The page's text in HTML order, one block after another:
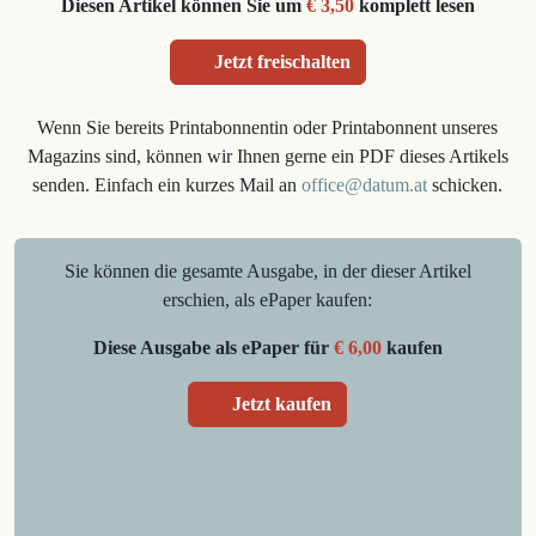
Diesen Artikel können Sie um € 3,50komplett lesen
Jetzt freischalten
Wenn Sie bereits Printabonnentin oder Printabonnent unseres
Magazins sind, können wir Ihnen gerne ein PDF dieses Artikels
senden. Einfach ein kurzes Mail anoffice@datum.at schicken.
Sie können die gesamte Ausgabe, in der dieser Artikel
erschien, als ePaper kaufen:
Diese Ausgabe als ePaper für € 6,00kaufen
Jetzt kaufen